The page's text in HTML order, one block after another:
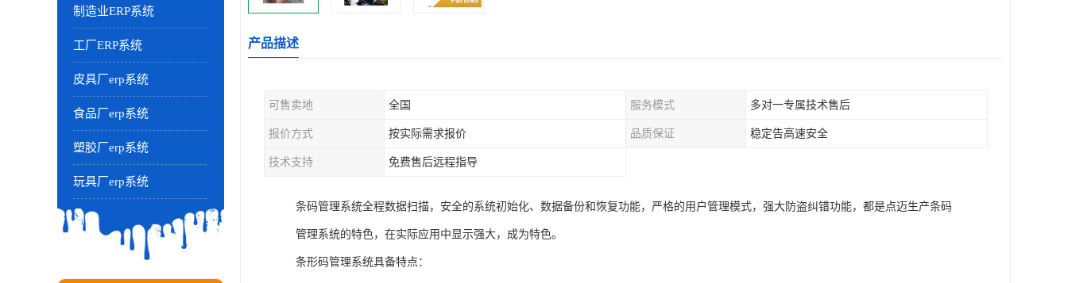
制造业ERP系统
工厂ERP系统
皮具厂erp系统
食品厂erp系统
塑胶厂erp系统
玩具厂erp系统
产品描述
可售卖地 全国 服务模式 多对一专属技术售后
报价方式 按实际需求报价 品质保证 稳定告高速安全
技术支持 免费售后远程指导
条码管理系统全程数据扫描，安全的系统初始化、数据备份和恢复功能，严格的用户管理模式，强大防盗纠错功能，都是点迈生产条码
管理系统的特色，在实际应用中显示强大，成为特色。
条形码管理系统具备特点：